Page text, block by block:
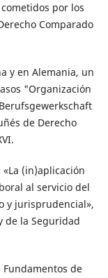
por los
Comparado
y en Alemania, un
"Organización
de Derecho
«La (in)aplicación
al servicio del
y jurisprudencial»,
de la Seguridad
Fundamentos de